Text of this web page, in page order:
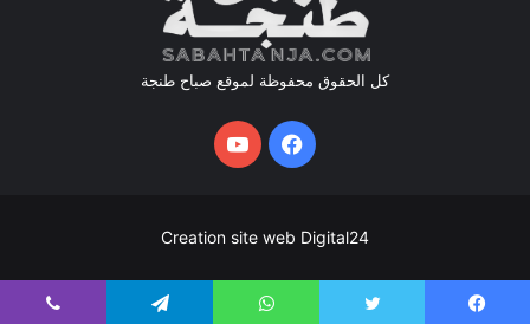
كل الحقوق محفوظة لموقع صباح طنجة
فيسبوكيوتيوب
Creation site web Digital24